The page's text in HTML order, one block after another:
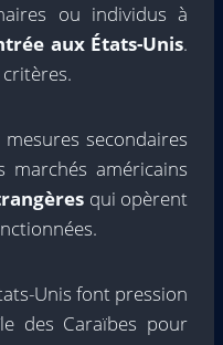
ou individus à
aux États-Unis.
secondaires
marchés américains
qui opèrent
Unis font pression
des Caraïbes pour